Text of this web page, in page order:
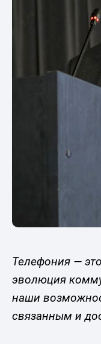
Телефония —
эволюция
наши
связанным и